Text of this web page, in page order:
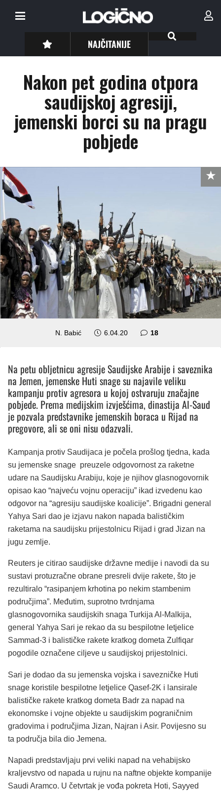
NAJČITANIJE
Nakon pet godina otpora
saudijskoj agresiji,
jemenski borci su na pragu
pobjede
N. Babić 6.04.20 18komentara
Na petu obljetnicu agresije Saudijske Arabije i saveznika
na Jemen, jemenske Huti snage su najavile veliku
kampanju protiv agresora u kojoj ostvaruju značajne
pobjede. Prema medijskim izvješćima, dinastija Al-Saud
je pozvala predstavnike jemenskih boraca u Rijad na
pregovore, ali se oni nisu odazvali.
Kampanja protiv Saudijaca je počela prošlog tjedna, kada
su jemenske snage preuzele odgovornost za raketne
udare na Saudijsku Arabiju, koje je njihov glasnogovornik
opisao kao “najveću vojnu operaciju” ikad izvedenu kao
odgovor na “agresiju saudijske koalicije”. Brigadni general
Yahya Sari dao je izjavu nakon napada balističkim
raketama na saudijsku prijestolnicu Rijad i grad Jizan na
jugu zemlje.
Reuters je citirao saudijske državne medije i navodi da su
sustavi protuzračne obrane presreli dvije rakete, što je
rezultiralo “rasipanjem krhotina po nekim stambenim
područjima”. Međutim, suprotno tvrdnjama
glasnogovornika saudijskih snaga Turkija Al-Malkija,
general Yahya Sari je rekao da su bespilotne letjelice
Sammad-3 i balističke rakete kratkog dometa Zulfiqar
pogodile označene ciljeve u saudijskoj prijestolnici.
Sari je dodao da su jemenska vojska i savezničke Huti
snage koristile bespilotne letjelice Qasef-2K i lansirale
balističke rakete kratkog dometa Badr za napad na
ekonomske i vojne objekte u saudijskim pograničnim
gradovima i područjima Jizan, Najran i Asir. Povijesno su
ta područja bila dio Jemena.
Napadi predstavljaju prvi veliki napad na vehabijsko
kraljevstvo od napada u rujnu na naftne objekte kompanije
Saudi Aramco. U četvrtak je vođa pokreta Hoti, Sayyed